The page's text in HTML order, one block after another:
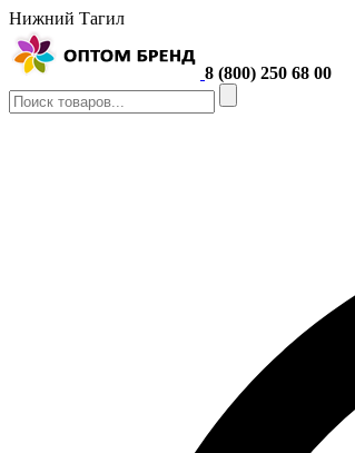
Нижний Тагил
8 (800) 250 68 00